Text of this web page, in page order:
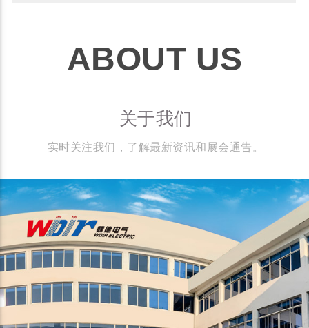
ABOUT US
关于我们
实时关注我们，了解最新资讯和展会通告。